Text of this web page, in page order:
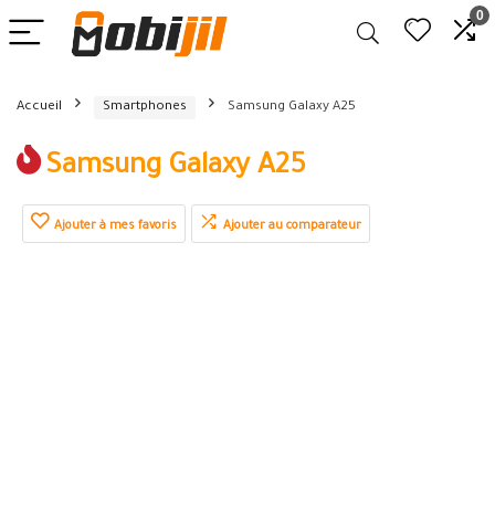
0
Accueil Smartphones Samsung Galaxy A25
Samsung Galaxy A25
Ajouter à mes favoris Ajouter au comparateur